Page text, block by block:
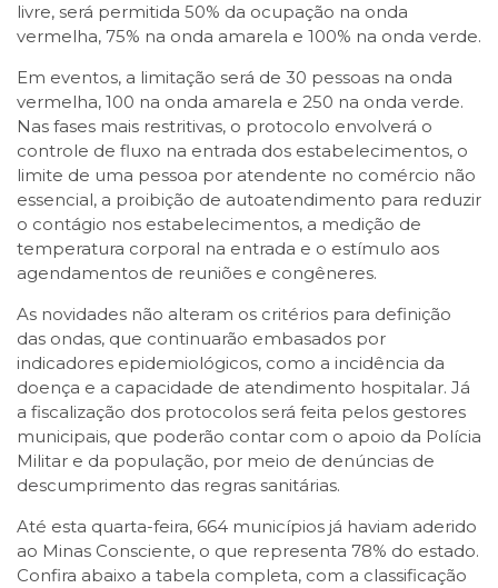
livre, será permitida 50% da ocupação na onda
vermelha, 75% na onda amarela e 100% na onda verde.
Em eventos, a limitação será de 30 pessoas na onda
vermelha, 100 na onda amarela e 250 na onda verde.
Nas fases mais restritivas, o protocolo envolverá o
controle de fluxo na entrada dos estabelecimentos, o
limite de uma pessoa por atendente no comércio não
essencial, a proibição de autoatendimento para reduzir
o contágio nos estabelecimentos, a medição de
temperatura corporal na entrada e o estímulo aos
agendamentos de reuniões e congêneres.
As novidades não alteram os critérios para definição
das ondas, que continuarão embasados por
indicadores epidemiológicos, como a incidência da
doença e a capacidade de atendimento hospitalar. Já
a fiscalização dos protocolos será feita pelos gestores
municipais, que poderão contar com o apoio da Polícia
Militar e da população, por meio de denúncias de
descumprimento das regras sanitárias.
Até esta quarta-feira, 664 municípios já haviam aderido
ao Minas Consciente, o que representa 78% do estado.
Confira abaixo a tabela completa, com a classificação